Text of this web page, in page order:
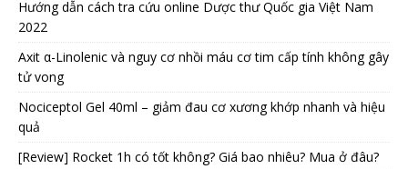
Hướng dẫn cách tra cứu online Dược thư Quốc gia Việt Nam
2022
Axit α-Linolenic và nguy cơ nhồi máu cơ tim cấp tính không gây
tử vong
Nociceptol Gel 40ml – giảm đau cơ xương khớp nhanh và hiệu
quả
[Review] Rocket 1h có tốt không? Giá bao nhiêu? Mua ở đâu?